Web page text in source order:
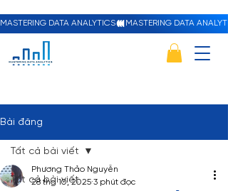
MASTERING DATA ANALYTICS
Bài đăng
Tất cả bài viết
Tất cả bài viết
Phương Thảo Nguyễn
28 thg 10, 2025 3 phút đọc